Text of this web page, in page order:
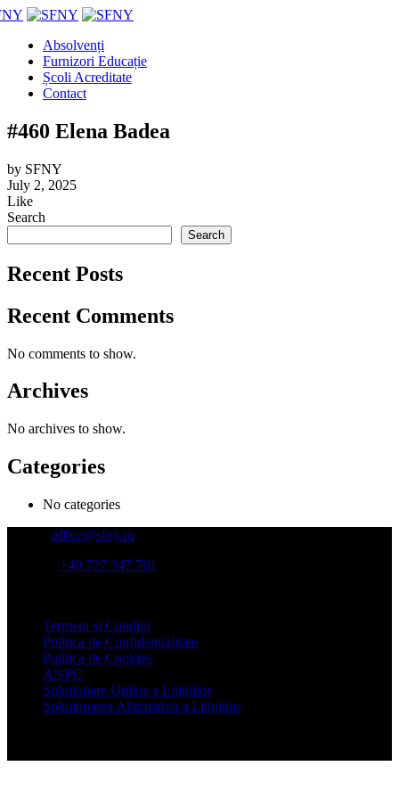
Absolvenți
Furnizori Educație
Școli Acreditate
Contact
#460 Elena Badea
by SFNY
July 2, 2025
Like
Search
Search
Recent Posts
Recent Comments
No comments to show.
Archives
No archives to show.
Categories
No categories
office@sfny.ro
+40 727 347 761
Termeni și Condiții
Politica de Confidențialitate
Politica de Cookies
ANPC
Solutionare Online a Litigiilor
Solutionarea Alternativa a Litigiilor